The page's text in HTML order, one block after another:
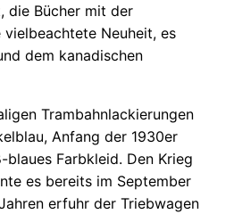
die Bücher mit der
Neuheit, es
dem kanadischen
Trambahnlackierungen
Anfang der 1930er
Farbkleid. Den Krieg
es bereits im September
erfuhr der Triebwagen